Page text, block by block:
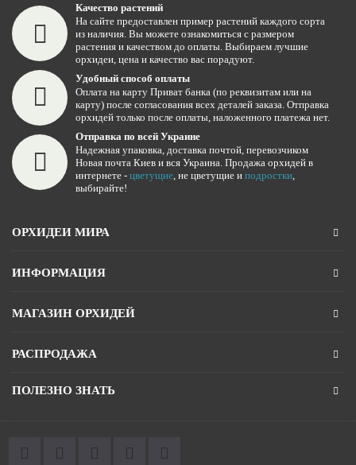
Качество растений
На сайте предоставлен пример растений каждого сорта
из наличия. Вы можете ознакомиться с размером
растения и качеством до оплаты. Выбираем лучшие
орхидеи, цена и качество вас порадуют.
Удобный способ оплаты
Оплата на карту Приват банка (по реквизитам или на
карту) после согласования всех деталей заказа. Отправка
орхидей только после оплаты, наложенного платежа нет.
Отправка по всей Украине
Надежная упаковка, доставка почтой, перевозчиком
Новая почта Киев и вся Украина. Продажа орхидей в
интернете - цветущие, не цветущие и подростки,
выбирайте!
ОРХИДЕИ МИРА
ИНФОРМАЦИЯ
МАГАЗИН ОРХИДЕЙ
РАСПРОДАЖА
ПОЛЕЗНО ЗНАТЬ